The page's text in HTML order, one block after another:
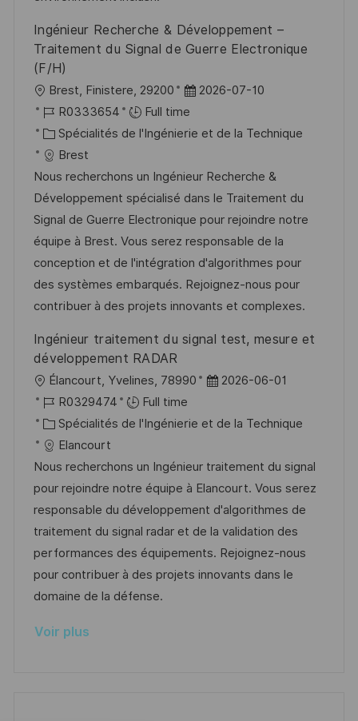
n
h
g
u
p
o
s
t
e
Ingénieur Recherche & Développement –
Traitement du Signal de Guerre Electronique
(F/H)
o
c
a
l
i
s
a
t
i
o
Brest, Finistere, 29200
D
a
t
d
’
a
f
f
c
a
2026-07-10
R
é
f
é
r
e
n
c
e
d
p
t
R0333654
Full time
C
a
t
é
g
o
r
i
e
Spécialités de l'Ingénierie et de la Technique
Brest
Nous recherchons un Ingénieur Recherche &
Développement spécialisé dans le Traitement du
Signal de Guerre Electronique pour rejoindre notre
équipe à Brest. Vous serez responsable de la
conception et de l'intégration d'algorithmes pour
des systèmes embarqués. Rejoignez-nous pour
contribuer à des projets innovants et complexes.
Ingénieur traitement du signal test, mesure et
développement RADAR
o
c
a
l
i
s
a
t
i
o
Élancourt, Yvelines, 78990
D
t
d
’
a
f
f
i
2026-06-01
R
é
f
é
r
e
n
c
e
d
p
R0329474
Full time
C
a
t
é
g
o
r
i
e
Spécialités de l'Ingénierie et de la Technique
Elancourt
Nous recherchons un Ingénieur traitement du signal
pour rejoindre notre équipe à Elancourt. Vous serez
responsable du développement d'algorithmes de
traitement du signal radar et de la validation des
performances des équipements. Rejoignez-nous
pour contribuer à des projets innovants dans le
domaine de la défense.
Voir plus